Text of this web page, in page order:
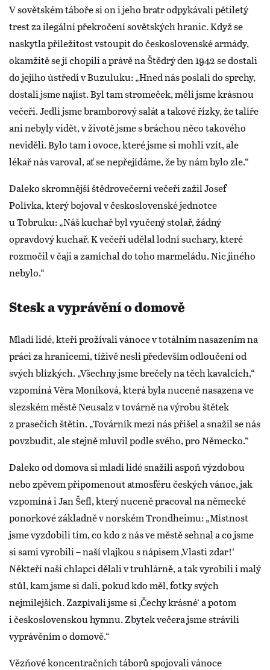
V sovětském táboře si on i jeho bratr odpykávali pětiletý
trest za ilegální překročení sovětských hranic. Když se
naskytla příležitost vstoupit do československé armády,
okamžitě se jí chopili a právě na Štědrý den 1942 se dostali
do jejího ústředí v Buzuluku: „Hned nás poslali do sprchy,
dostali jsme najíst. Byl tam stromeček, měli jsme krásnou
večeři. Jedli jsme bramborový salát a takové řízky, že talíře
ani nebyly vidět, v životě jsme s bráchou něco takového
neviděli. Bylo tam i ovoce, které jsme si mohli vzít, ale
lékař nás varoval, ať se nepřejídáme, že by nám bylo zle.“
Daleko skromnější štědrovečerní večeři zažil Josef
Polívka, který bojoval v československé jednotce
u Tobruku: „Náš kuchař byl vyučený stolař, žádný
opravdový kuchař. K večeři udělal lodní suchary, které
rozmočil v čaji a zamíchal do toho marmeládu. Nic jiného
nebylo.“
Stesk a vyprávění o domově
Mladí lidé, kteří prožívali vánoce v totálním nasazením na
práci za hranicemi, tíživě nesli především odloučení od
svých blízkých. „Všechny jsme brečely na těch kavalcích,“
vzpomíná Věra Moníková, která byla nuceně nasazena ve
slezském městě Neusalz v továrně na výrobu štětek
z prasečích štětin. „Továrník mezi nás přišel a snažil se nás
povzbudit, ale stejně mluvil podle svého, pro Německo.“
Daleko od domova si mladí lidé snažili aspoň výzdobou
nebo zpěvem připomenout atmosféru českých vánoc, jak
vzpomíná i Jan Šefl, který nuceně pracoval na německé
ponorkové základně v norském Trondheimu: „Místnost
jsme vyzdobili tím, co kdo z nás ve městě sehnal a co jsme
si sami vyrobili – naší vlajkou s nápisem ‚Vlasti zdar!‘
Někteří naši chlapci dělali v truhlárně, a tak vyrobili i malý
stůl, kam jsme si dali, pokud kdo měl, fotky svých
nejmilejších. Zazpívali jsme si ‚Čechy krásné‘ a potom
i československou hymnu. Zbytek večera jsme strávili
vyprávěním o domově.“
Vězňové koncentračních táborů spojovali vánoce